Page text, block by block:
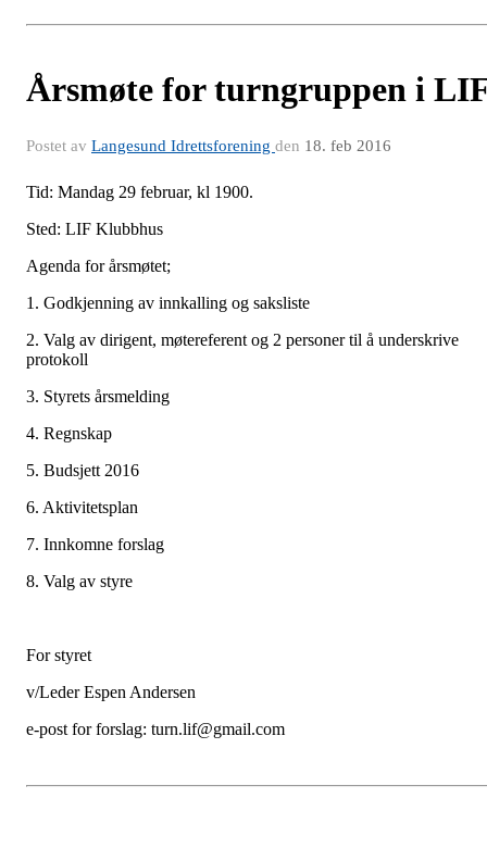
Årsmøte for turngruppen i
Postet av Langesund Idrettsforening den 18. feb 2016
Tid: Mandag 29 februar, kl 1900.
Sted: LIF Klubbhus
Agenda for årsmøtet;
1. Godkjenning av innkalling og saksliste
2. Valg av dirigent, møtereferent og 2 personer til å underskrive
protokoll
3. Styrets årsmelding
4. Regnskap
5. Budsjett 2016
6. Aktivitetsplan
7. Innkomne forslag
8. Valg av styre
For styret
v/Leder Espen Andersen
e-post for forslag: turn.lif@gmail.com